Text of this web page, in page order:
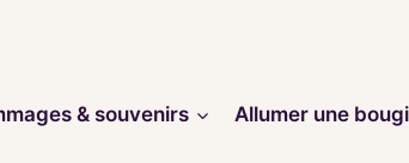
& souvenirs
Allumer une